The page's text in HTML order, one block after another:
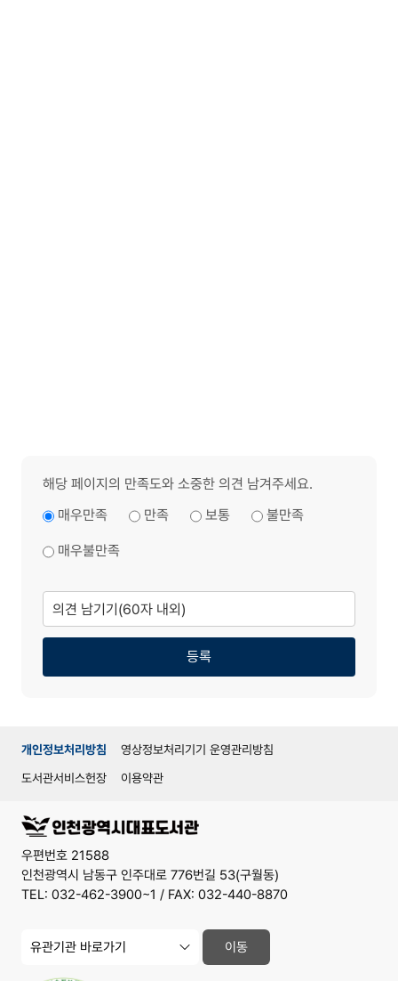
해당 페이지의 만족도와 소중한 의견 남겨주세요.
매우만족
만족 보통 불만족
매우불만족
의
견
남
기
등록
개인정보처리방침
영상정보처리기기 운영관리방침
도서관서비스헌장
이용약관
우편번호 21588
인천광역시 남동구 인주대로 776번길 53(구월동)
TEL: 032-462-3900~1 / FAX: 032-440-8870
관
이동